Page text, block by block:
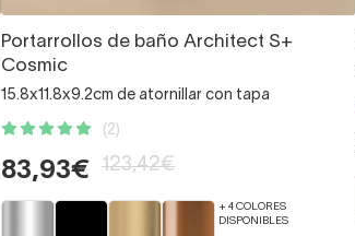
Portarrollos de baño Architect S+
Cosmic
15.8x11.8x9.2cm de atornillar con tapa
(2)
83,93€ 123,42€
+ 4 COLORES
DISPONIBLES